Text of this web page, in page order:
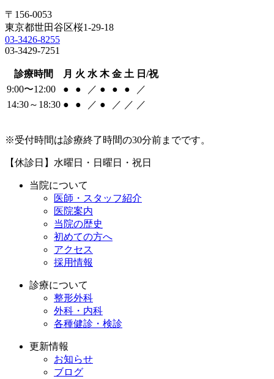
〒156-0053
東京都世田谷区桜1-29-18
03-3426-8255
03-3429-7251
診療時間 月 火 水 木 金 土 日/祝
9:00〜12:00
● ● ／ ● ● ●
／
14:30～18:30 ● ● ／ ● ／ ／ ／
※受付時間は診療終了時間の30分前までです。
【休診日】水曜日・日曜日・祝日
当院について
医師・スタッフ紹介
医院案内
当院の歴史
初めての方へ
アクセス
採用情報
診療について
整形外科
外科・内科
各種健診・検診
更新情報
お知らせ
ブログ